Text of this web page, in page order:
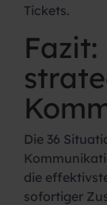
Tickets.
Fazit:
Die 36
die
sofortiger